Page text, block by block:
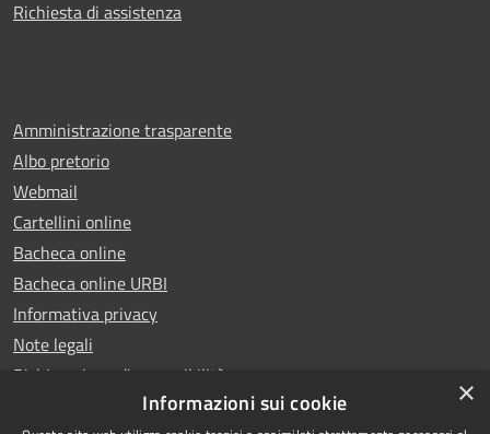
Richiesta di assistenza
Amministrazione trasparente
Albo pretorio
Webmail
Cartellini online
Bacheca online
Bacheca online URBI
Informativa privacy
Note legali
Dichiarazione di accessibilità
×
Informazioni sui cookie